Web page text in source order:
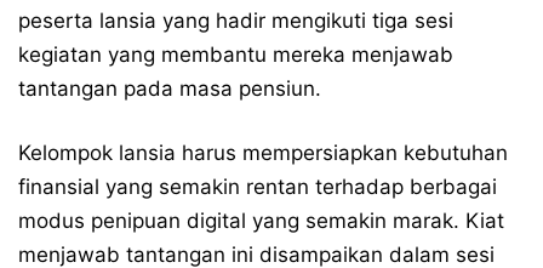
peserta lansia yang hadir mengikuti tiga sesi
kegiatan yang membantu mereka menjawab
tantangan pada masa pensiun.
Kelompok lansia harus mempersiapkan kebutuhan
finansial yang semakin rentan terhadap berbagai
modus penipuan digital yang semakin marak. Kiat
menjawab tantangan ini disampaikan dalam sesi